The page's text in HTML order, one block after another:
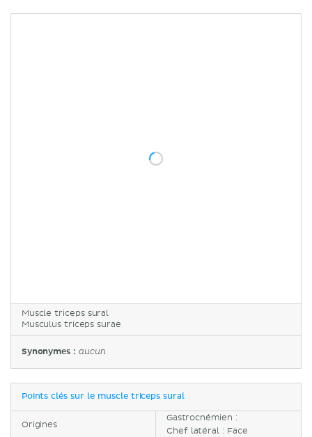
Muscle triceps sural
Musculus triceps surae
Synonymes :aucun
Points clés sur le muscle triceps sural
Origines
Gastrocnémien :
Chef latéral : Face